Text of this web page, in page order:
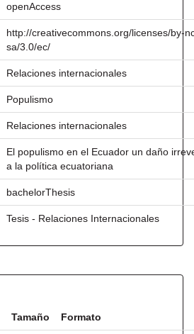
openAccess
http://creativecommons.org/licenses/by-
sa/3.0/ec/
Relaciones internacionales
Populismo
Relaciones internacionales
El populismo en el Ecuador un daño
a la política ecuatoriana
bachelorThesis
Tesis - Relaciones Internacionales
Tamaño Formato